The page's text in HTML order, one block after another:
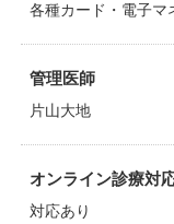
各種カード・電子マ
管理医師
片山大地
オンライン診療対
対応あり